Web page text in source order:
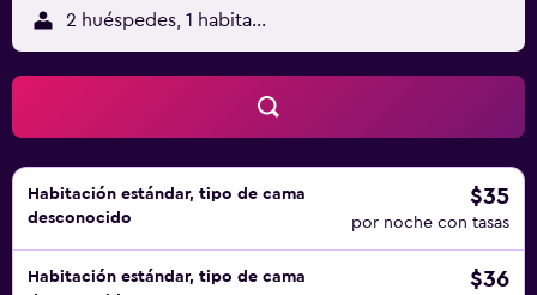
2 huéspedes, 1 habitación
Habitación estándar, tipo de cama
desconocido
$35
por noche con tasas
Habitación estándar, tipo de cama
$36